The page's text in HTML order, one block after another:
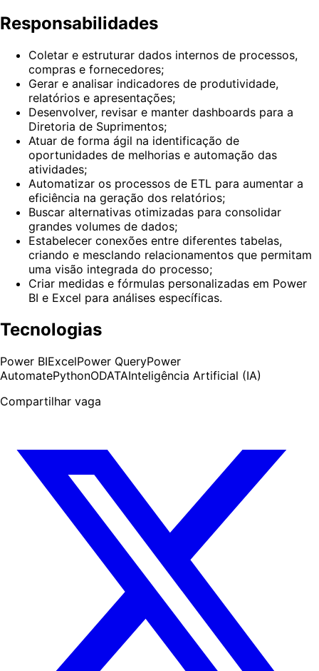
Responsabilidades
Coletar e estruturar dados internos de processos,
compras e fornecedores;
Gerar e analisar indicadores de produtividade,
relatórios e apresentações;
Desenvolver, revisar e manter dashboards para a
Diretoria de Suprimentos;
Atuar de forma ágil na identificação de
oportunidades de melhorias e automação das
atividades;
Automatizar os processos de ETL para aumentar a
eficiência na geração dos relatórios;
Buscar alternativas otimizadas para consolidar
grandes volumes de dados;
Estabelecer conexões entre diferentes tabelas,
criando e mesclando relacionamentos que permitam
uma visão integrada do processo;
Criar medidas e fórmulas personalizadas em Power
BI e Excel para análises específicas.
Tecnologias
Power BIExcelPower QueryPower
AutomatePythonODATAInteligência Artificial (IA)
Compartilhar vaga